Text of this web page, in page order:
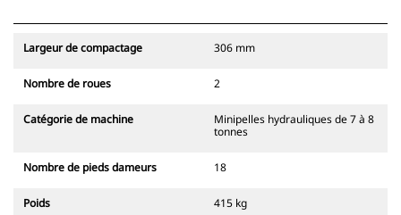
Largeur de compactage 306 mm
Nombre de roues 2
Catégorie de machine
Minipelles hydrauliques de 7 à 8
tonnes
Nombre de pieds dameurs 18
Poids 415 kg